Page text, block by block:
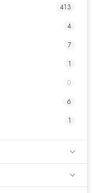
413
4
7
1
0
6
1